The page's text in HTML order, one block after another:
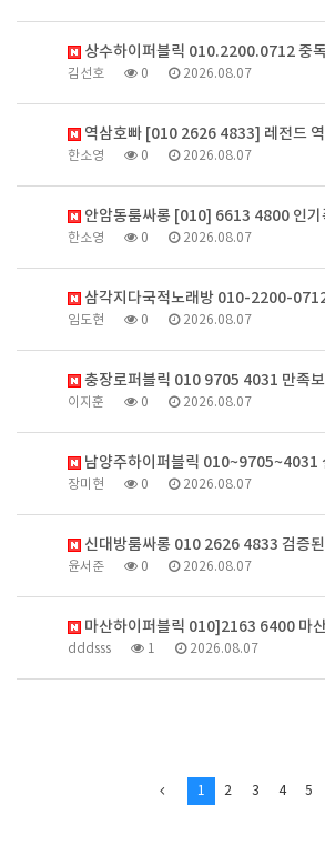
상수하이퍼블릭 010.2200.0712 중
김선호 0 2026.08.07
역삼호빠 [010 2626 4833] 레전드
한소영 0 2026.08.07
안암동룸싸롱 [010] 6613 4800 인
한소영 0 2026.08.07
삼각지다국적노래방 010-2200-
임도현 0 2026.08.07
충장로퍼블릭 010 9705 4031 만족
이지훈 0 2026.08.07
남양주하이퍼블릭 010~9705~4031
장미현 0 2026.08.07
신대방룸싸롱 010 2626 4833 검증
윤서준 0 2026.08.07
마산하이퍼블릭 010]2163 6400 마
dddsss 1 2026.08.07
1 2 3 4 5